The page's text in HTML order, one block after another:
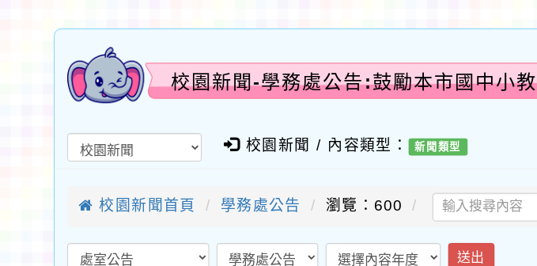
校園新聞-學務處公告:鼓勵本市國中小
校園新聞 / 內容類型： 新聞類型
校園新聞首頁 學務處公告 瀏覽：600
送出